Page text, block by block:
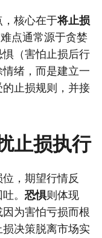
核心在于将止损
点通常源于贪婪
惧（害怕止损后行
绪，而是建立一
止损规则，并接
止损执行
，期望行情反
。 恐惧则体现
为害怕亏损而根
决策脱离市场实